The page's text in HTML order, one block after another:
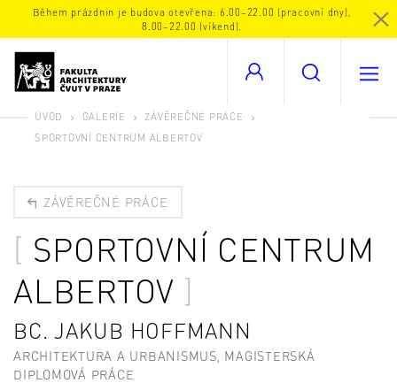
Během prázdnin je budova otevřena: 6.00–22.00 (pracovní dny),
8.00–22.00 (víkend).
ÚVOD GALERIE
ZÁVĚREČNÉ PRÁCE
SPORTOVNÍ CENTRUM ALBERTOV
ZÁVĚREČNÉ PRÁCE
SPORTOVNÍ CENTRUM
ALBERTOV
BC. JAKUB HOFFMANN
ARCHITEKTURA A URBANISMUS, MAGISTERSKÁ
DIPLOMOVÁ PRÁCE